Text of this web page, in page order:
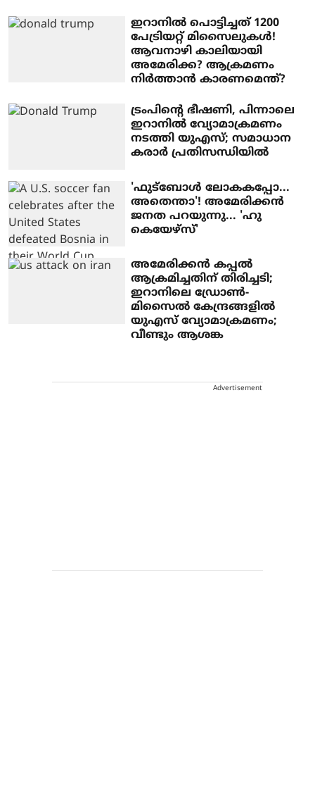
ഇറാനില്‍ പൊട്ടിച്ചത് 1200
പേട്രിയറ്റ് മിസൈലുകള്‍!
ആവനാഴി കാലിയായി
അമേരിക്ക? ആക്രമണം
നിര്‍ത്താന്‍ കാരണമെന്ത്?
ട്രംപിന്റെ ഭീഷണി, പിന്നാലെ
ഇറാനില്‍ വ്യോമാക്രമണം
നടത്തി യുഎസ്; സമാധാന
കരാര്‍ പ്രതിസന്ധിയില്‍
'ഫുട്ബോൾ ലോകകപ്പോ...
അതെന്താ'! അമേരിക്കൻ
ജനത പറയുന്നു... 'ഹു
കെയേഴ്സ്'
അമേരിക്കൻ കപ്പൽ
ആക്രമിച്ചതിന് തിരിച്ചടി;
ഇറാനിലെ ഡ്രോൺ-
മിസൈൽ കേന്ദ്രങ്ങളിൽ
യുഎസ് വ്യോമാക്രമണം;
വീണ്ടും ആശങ്ക
Advertisement